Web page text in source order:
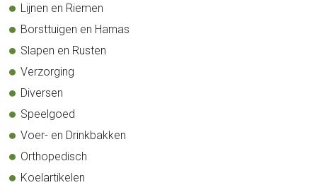
Lijnen en Riemen
Borsttuigen en Harnas
Slapen en Rusten
Verzorging
Diversen
Speelgoed
Voer- en Drinkbakken
Orthopedisch
Koelartikelen